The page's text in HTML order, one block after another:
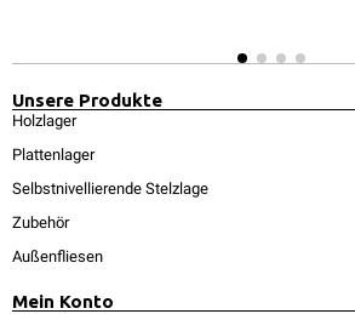
Unsere Produkte
Holzlager
Plattenlager
Selbstnivellierende Stelzlage
Zubehör
Außenfliesen
Mein Konto